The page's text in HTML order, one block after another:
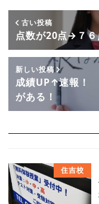
古い投稿
点数が20点→７
新しい投稿
成績UP↑速報！
がある！
住吉校